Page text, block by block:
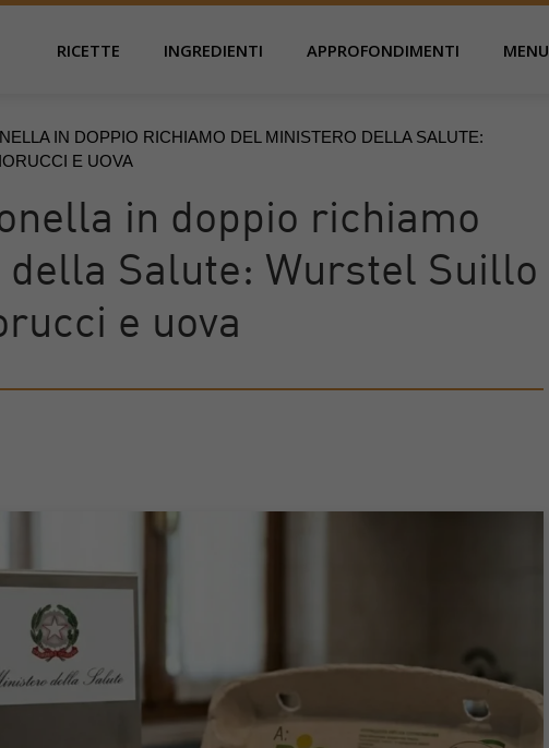
RICETTE INGREDIENTI APPROFONDIMENTI MENU
IN DOPPIO RICHIAMO DEL MINISTERO DELLA SALUTE:
E UOVA
in doppio richiamo
Salute: Wurstel Suillo
e uova